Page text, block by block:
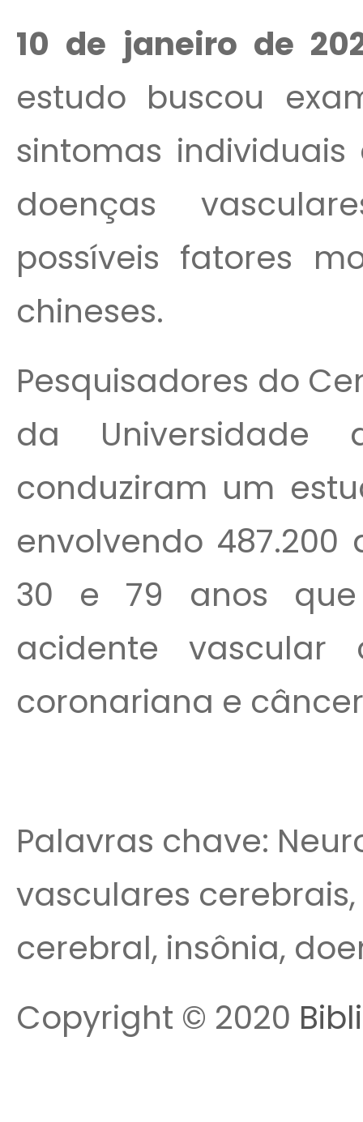
10 de janeiro de
estudo buscou
sintomas
doenças
possíveis fatores
chineses.
Pesquisadores do
da Universidade
conduziram um
envolvendo
30 e 79 anos
acidente vascular
coronariana e
Palavras chave:
vasculares
cerebral, insônia,
Copyright © 2020